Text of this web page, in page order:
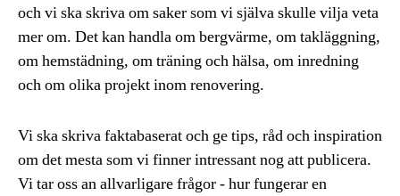
och vi ska skriva om saker som vi själva skulle vilja veta
mer om. Det kan handla om bergvärme, om takläggning,
om hemstädning, om träning och hälsa, om inredning
och om olika projekt inom renovering.
Vi ska skriva faktabaserat och ge tips, råd och inspiration
om det mesta som vi finner intressant nog att publicera.
Vi tar oss an allvarligare frågor - hur fungerar en